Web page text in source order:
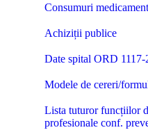
Consumuri
Achiziții publice
Date spital ORD 1117-
Modele de cereri/
Lista tuturor funcțiilor
profesionale conf.